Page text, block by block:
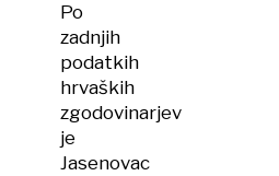
Po
zadnjih
podatkih
hrvaških
zgodovinarjev
je
Jasenovac